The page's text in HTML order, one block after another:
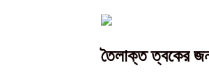
তৈলাক্ত ত্বকের